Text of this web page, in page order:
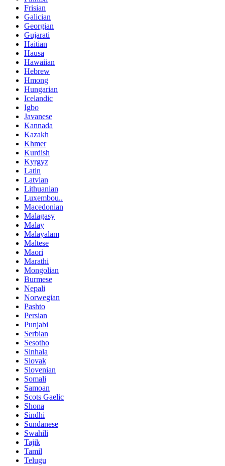
Frisian
Galician
Georgian
Gujarati
Haitian
Hausa
Hawaiian
Hebrew
Hmong
Hungarian
Icelandic
Igbo
Javanese
Kannada
Kazakh
Khmer
Kurdish
Kyrgyz
Latin
Latvian
Lithuanian
Luxembou..
Macedonian
Malagasy
Malay
Malayalam
Maltese
Maori
Marathi
Mongolian
Burmese
Nepali
Norwegian
Pashto
Persian
Punjabi
Serbian
Sesotho
Sinhala
Slovak
Slovenian
Somali
Samoan
Scots Gaelic
Shona
Sindhi
Sundanese
Swahili
Tajik
Tamil
Telugu